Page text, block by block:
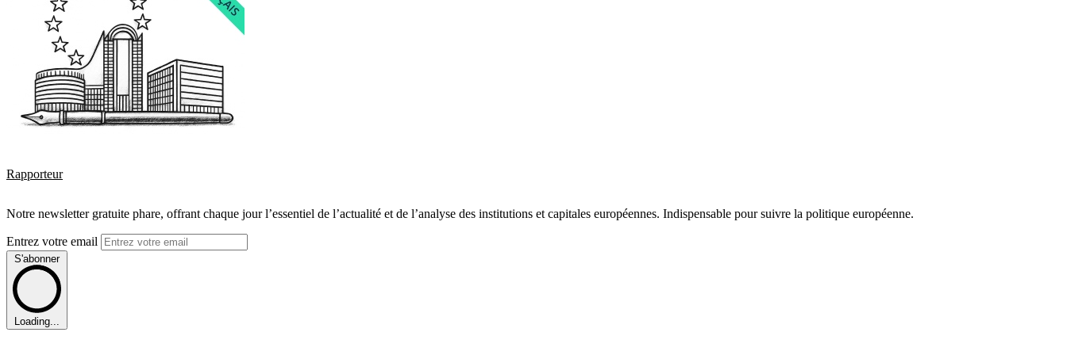
Rapporteur
Notre newsletter gratuite phare, offrant chaque jour l’essentiel de l’actualité et de l’analyse des institutions et capitales européennes. Indispensable pour suivre la politique européenne.
Entrez votre email
S'abonner
Loading...